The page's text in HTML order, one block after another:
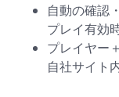
自動の確認
プレイ有効
プレイヤー
自社サイト